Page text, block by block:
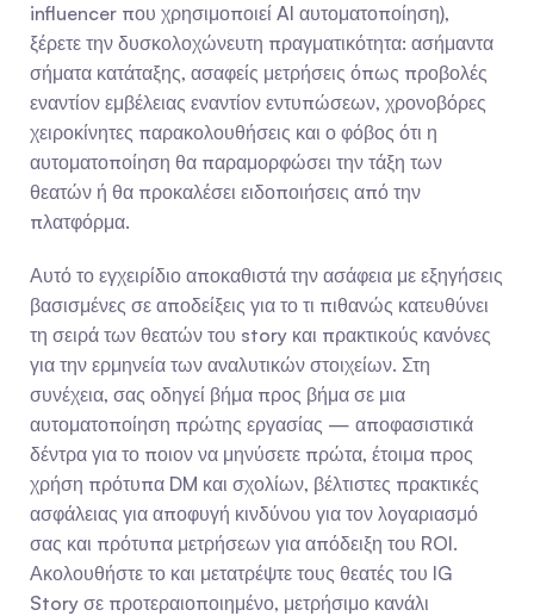
influencer που χρησιμοποιεί AI αυτοματοποίηση),
ξέρετε την δυσκολοχώνευτη πραγματικότητα: ασήμαντα
σήματα κατάταξης, ασαφείς μετρήσεις όπως προβολές
εναντίον εμβέλειας εναντίον εντυπώσεων, χρονοβόρες
χειροκίνητες παρακολουθήσεις και ο φόβος ότι η
αυτοματοποίηση θα παραμορφώσει την τάξη των
θεατών ή θα προκαλέσει ειδοποιήσεις από την
πλατφόρμα.
Αυτό το εγχειρίδιο αποκαθιστά την ασάφεια με εξηγήσεις
βασισμένες σε αποδείξεις για το τι πιθανώς κατευθύνει
τη σειρά των θεατών του story και πρακτικούς κανόνες
για την ερμηνεία των αναλυτικών στοιχείων. Στη
συνέχεια, σας οδηγεί βήμα προς βήμα σε μια
αυτοματοποίηση πρώτης εργασίας — αποφασιστικά
δέντρα για το ποιον να μηνύσετε πρώτα, έτοιμα προς
χρήση πρότυπα DM και σχολίων, βέλτιστες πρακτικές
ασφάλειας για αποφυγή κινδύνου για τον λογαριασμό
σας και πρότυπα μετρήσεων για απόδειξη του ROI.
Ακολουθήστε το και μετατρέψτε τους θεατές του IG
Story σε προτεραιοποιημένο, μετρήσιμο κανάλι